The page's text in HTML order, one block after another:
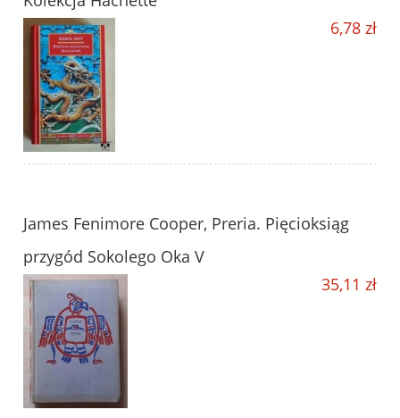
6,78 zł
James Fenimore Cooper, Preria. Pięcioksiąg
przygód Sokolego Oka V
35,11 zł